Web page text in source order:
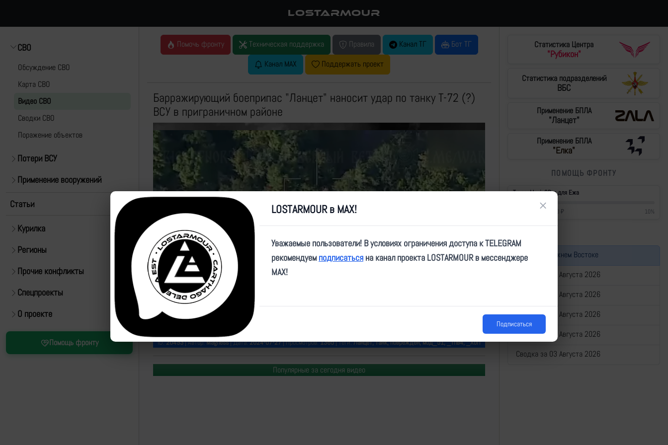
LOSTARMOUR
СВО
Обсуждение СВО
Карта СВО
Видео СВО
Cводки СВО
Поражение объектов
Потери ВСУ
Применение вооружений
Статьи
Курилка
Регионы
Прочие конфликты
Спецпроекты
О проекте
Помощь фронту
Помочь фронту Техническая поддержка Правила Канал ТГ
Бот ТГ
Канал MAX
Поддержать проект
Барражирующий боеприпас "Ланцет" наносит удар по танку Т-72 (?)
ВСУ в приграничном районе
Play
Video
https://t.me/warriorofnorth/1742
ID:20493| Автор:Magness| Дата:2024-07-27| Просмотров:1365| Теги:Ланцет, танк, поврежден, мод_51, _тпв4, _ХоП
Популярные за сегодня видео
Статистика Центра
"Рубикон"
Статистика подразделений
ВБС
Применение БПЛА
"Ланцет"
Применение БПЛА
"Елка"
ПОМОЩЬ ФРОНТУ
Тушки Mavic3Pro для Ежа
430 000 ₽ 10%
Война на Ближнем Востоке
Сводка за 07 Августа 2026
Сводка за 06 Августа 2026
Сводка за 05 Августа 2026
Сводка за 04 Августа 2026
Сводка за 03 Августа 2026
LOSTARMOUR в MAX! ×
Уважаемые пользователи! В условиях ограничения доступа к TELEGRAM
рекомендуем подписаться на канал проекта LOSTARMOUR в мессенджере
MAX!
Подписаться